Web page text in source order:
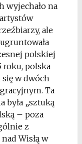
wyjechało na
ale
polskiej
roku, polska
w dwóch
Ta
była „sztuką
– poza
z
Wisłą w